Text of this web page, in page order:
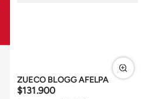
ZUECO BLOGG AFELPA
$131 .900